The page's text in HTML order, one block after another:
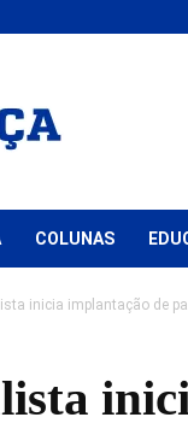
COLUNAS
inicia implantação de